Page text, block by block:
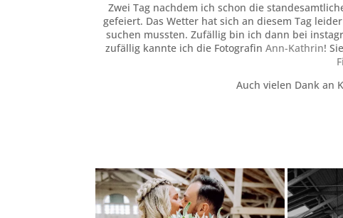
Zwei Tag nachdem ich schon die
gefeiert. Das Wetter hat sich an diesem Tag
suchen mussten. Zufällig bin ich dann bei
zufällig kannte ich die Fotografin Ann-Kathrin!
Auch vielen Dank an